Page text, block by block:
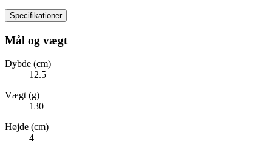
Specifikationer
Mål og vægt
Dybde (cm)
12.5
Vægt (g)
130
Højde (cm)
4